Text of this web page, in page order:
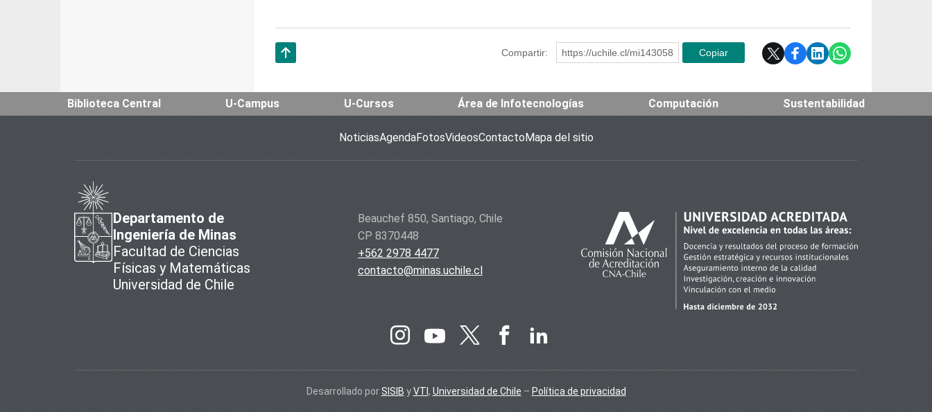
Compartir: https://uchile.cl/mi143058 Copiar
Biblioteca Central U-Campus U-Cursos Área de Infotecnologías Computación Sustentabilidad
NoticiasAgendaFotosVideosContactoMapa del sitio
Departamento de
Ingeniería de Minas
Facultad de Ciencias
Físicas y Matemáticas
Universidad de Chile
Beauchef 850, Santiago, Chile
CP 8370448
+562 2978 4477
contacto@minas.uchile.cl
Desarrollado por SISIB yVTI , Universidad de Chile – Política de privacidad